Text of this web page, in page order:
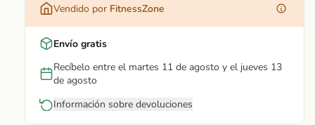
Vendido por FitnessZone
Envío gratis
Recíbelo entre el martes 11 de agosto y el jueves 13
de agosto
Información sobre devoluciones